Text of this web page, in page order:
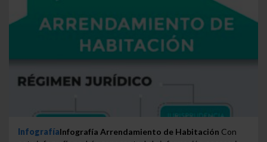
InfografíaInfografía Arrendamiento de Habitación Con